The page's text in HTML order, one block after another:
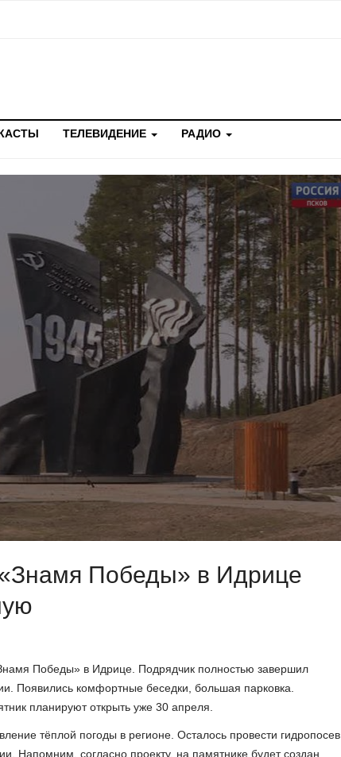
ТЕЛЕВИДЕНИЕ РАДИО
Победы» в Идрице
Победы» в Идрице. Подрядчик полностью завершил
Появились комфортные беседки, большая парковка.
планируют открыть уже 30 апреля.
тёплой погоды в регионе. Осталось провести гидропосев
Напомним, согласно проекту, на памятнике будет создан